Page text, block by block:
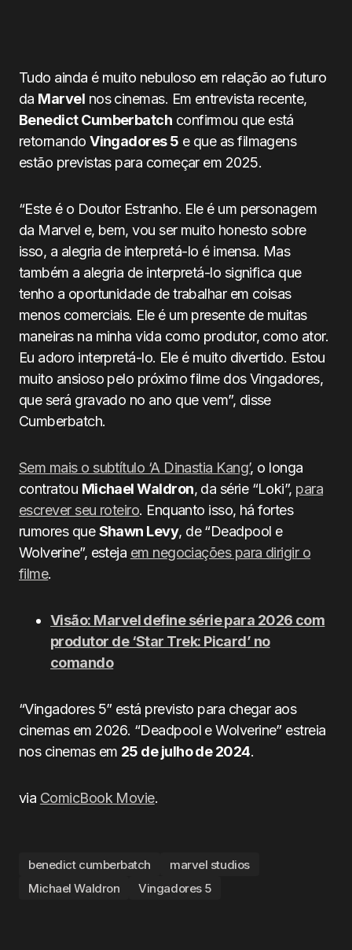
Tudo ainda é muito nebuloso em relação ao futuro
da Marvel nos cinemas. Em entrevista recente,
Benedict Cumberbatch confirmou que está
retornandoVingadores 5 e que as filmagens
estão previstas para começar em 2025.
“Este é o Doutor Estranho. Ele é um personagem
da Marvel e, bem, vou ser muito honesto sobre
isso, a alegria de interpretá-lo é imensa. Mas
também a alegria de interpretá-lo significa que
tenho a oportunidade de trabalhar em coisas
menos comerciais. Ele é um presente de muitas
maneiras na minha vida como produtor, como ator.
Eu adoro interpretá-lo. Ele é muito divertido. Estou
muito ansioso pelo próximo filme dos Vingadores,
que será gravado no ano que vem”, disse
Cumberbatch.
Sem mais o subtítulo ‘A Dinastia Kang’, o longa
contratou Michael Waldron, da série “Loki”, para
escrever seu roteiro. Enquanto isso, há fortes
rumores queShawn Levy, de “Deadpool e
Wolverine”, esteja em negociações para dirigir o
filme.
Visão: Marvel define série para 2026 com
produtor de ‘Star Trek: Picard’ no
comando
“Vingadores 5” está previsto para chegar aos
cinemas em 2026. “Deadpool e Wolverine” estreia
nos cinemas em 25 de julho de 2024.
via ComicBook Movie.
benedict cumberbatch
marvel studios
Michael Waldron
Vingadores 5